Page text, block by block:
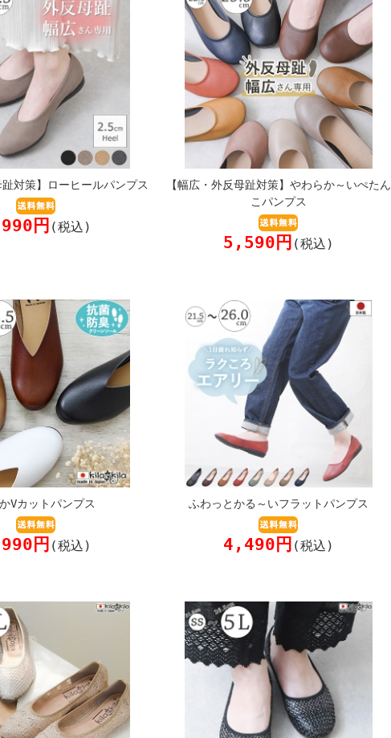
対策】ローヒールパンプス
円 (税込)
【幅広・外反母趾対策】やわらか～いぺたん
こパンプス
5,590円 (税込)
Vカットパンプス
円 (税込)
ふわっとかる～いフラットパンプス
4,490円 (税込)